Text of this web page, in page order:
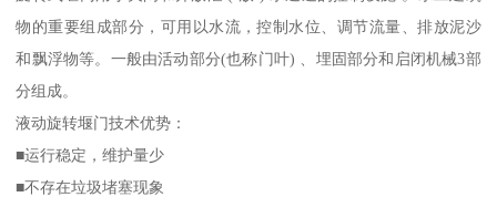
物的重要组成部分，可用以水流，控制水位、调节流量、排放泥沙
和飘浮物等。一般由活动部分(也称门叶) 、埋固部分和启闭机械3部
分组成。
液动旋转堰门技术优势：
■运行稳定，维护量少
■不存在垃圾堵塞现象